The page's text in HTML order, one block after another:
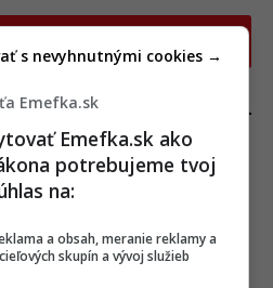
, POHOVORY SKOLA
Emefka.sk
Emefka.sk ako
potrebujeme tvoj
na:
a obsah, meranie reklamy a
skupín a vývoj služieb
s nevyhnutnými cookies →